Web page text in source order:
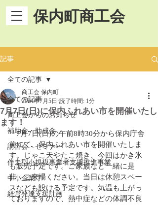
保内町商工会
記事
全ての記事
商工会からのお知らせ
補助金・助成金
講習会・セミナー
伴走型小規模事業者支援推進事業
中小企業庁
経営発達支援計画
全ての記事
7月7日(日)に保内ふれあい市を開催いたし
ます！
商工会 保内町
2024年7月5日 読了時間: 1分
7月7日(日)の午前8時30分から保内庁舎
前にて、保内ふれあい市を開催いたしま
す。じゃこ天やたこ焼き、今回はかき氷
も販売予定です。ご家族など一緒に是
非、ご来場ください。当日は休憩スペー
スなども設ける予定です。気温も上がっ
ておりますので、熱中症などの体調不良